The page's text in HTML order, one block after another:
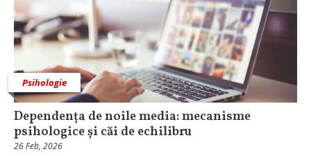
Psihologie
Dependența de noile media: mecanisme
psihologice și căi de echilibru
26 Feb, 2026